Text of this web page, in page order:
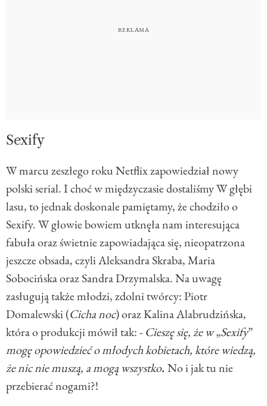
Sexify
W marcu zeszłego roku Netflix zapowiedział nowy
polski serial. I choć w międzyczasie dostaliśmy W głębi
lasu, to jednak doskonale pamiętamy, że chodziło o
Sexify. W głowie bowiem utknęła nam interesująca
fabuła oraz świetnie zapowiadająca się, nieopatrzona
jeszcze obsada, czyli Aleksandra Skraba, Maria
Sobocińska oraz Sandra Drzymalska. Na uwagę
zasługują także młodzi, zdolni twórcy: Piotr
Domalewski (Cicha noc) oraz Kalina Alabrudzińska,
która o produkcji mówił tak: - Cieszę się, że w„Sexify”
mogę opowiedzieć o młodych kobietach, które wiedzą,
że nic nie muszą, a mogą wszystko. No i jak tu nie
przebierać nogami?!